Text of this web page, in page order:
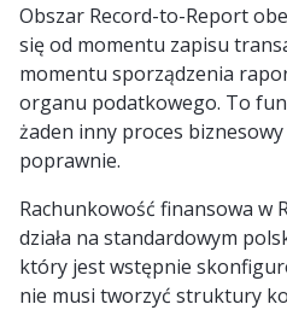
Obszar Record-to-Report
się od momentu zapisu
momentu sporządzenia
organu podatkowego. To
żaden inny proces biznesowy
poprawnie.
Rachunkowość finansowa w
działa na standardowym
który jest wstępnie
nie musi tworzyć struktury